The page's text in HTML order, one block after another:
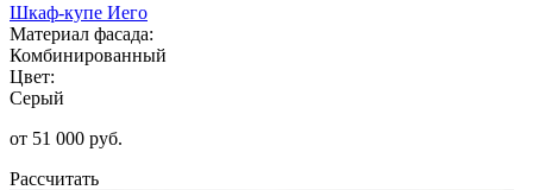
Шкаф-купе Иего
Материал фасада:
Комбинированный
Цвет:
Серый
от 51 000 руб.
Рассчитать